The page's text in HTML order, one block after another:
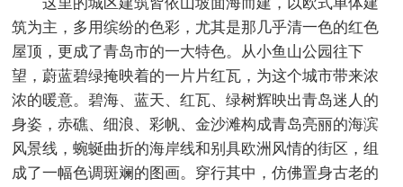
筑为主，多用缤纷的色彩，尤其是那几乎清一色的红色
屋顶，更成了青岛市的一大特色。从小鱼山公园往下
望，蔚蓝碧绿掩映着的一片片红瓦，为这个城市带来浓
浓的暖意。碧海、蓝天、红瓦、绿树辉映出青岛迷人的
身姿，赤礁、细浪、彩帆、金沙滩构成青岛亮丽的海滨
风景线，蜿蜒曲折的海岸线和别具欧洲风情的街区，组
成了一幅色调斑斓的图画。穿行其中，仿佛置身古老的